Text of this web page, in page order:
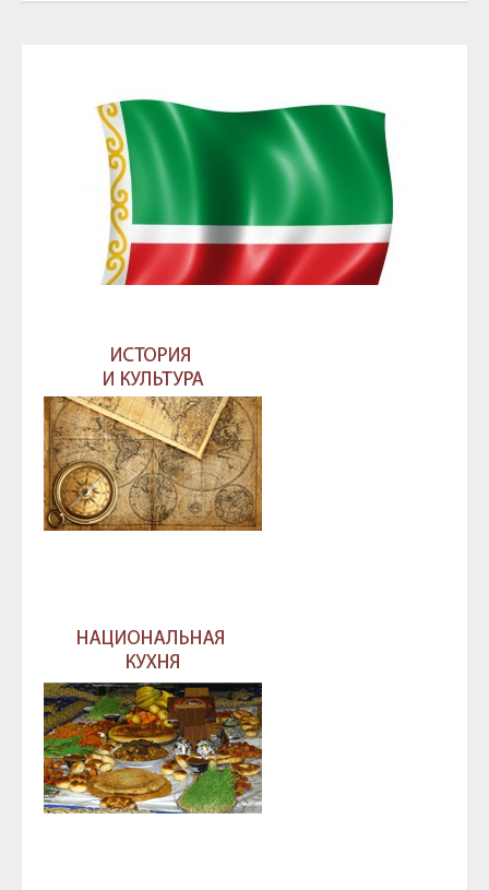
ГЛАВА И ПРАВИТЕЛЬСТВО ЧЕЧЕНСКОЙ
РЕСПУБЛИКИ